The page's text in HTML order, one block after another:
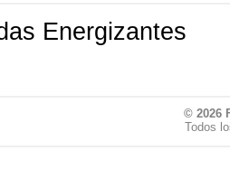
Energizantes
© 2026
Todos